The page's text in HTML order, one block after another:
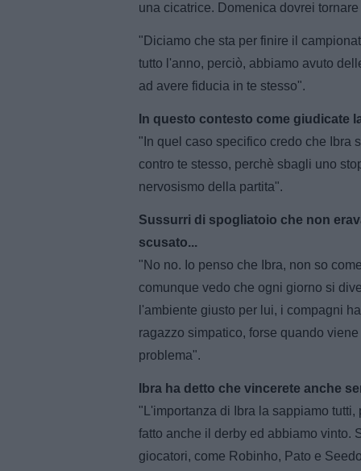
una cicatrice. Domenica dovrei
"Diciamo che sta per finire il
tutto l'anno, perciò, abbiamo avuto
ad avere fiducia in te stesso".
In questo contesto come giudicate
"In quel caso specifico credo che Ibra
contro te stesso, perchè sbagli uno
nervosismo della partita".
Sussurri di spogliatoio che non
scusato...
"No no. Io penso che Ibra, non so
comunque vedo che ogni giorno si
l'ambiente giusto per lui, i compagni
ragazzo simpatico, forse quando
problema".
Ibra ha detto che vincerete anche
"L'importanza di Ibra la sappiamo
fatto anche il derby ed abbiamo vinto.
giocatori, come Robinho, Pato e